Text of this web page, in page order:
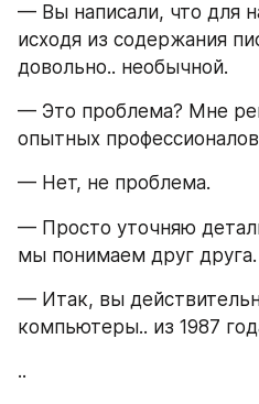
— Вы написали, что для
исходя из содержания
довольно.. необычной.
— Это проблема? Мне
опытных
— Нет, не проблема.
— Просто уточняю
мы понимаем друг друга.
— Итак, вы
компьютеры.. из 1987
..